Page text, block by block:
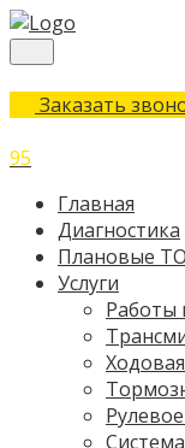
Заказать
95
Главная
Диагностика
Плановые ТО
Услуги
Работы